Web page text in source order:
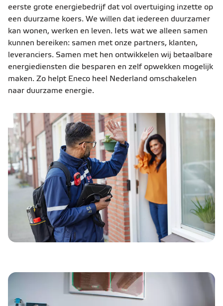
eerste grote energiebedrijf dat vol overtuiging inzette op
een duurzame koers. We willen dat iedereen duurzamer
kan wonen, werken en leven. Iets wat we alleen samen
kunnen bereiken: samen met onze partners, klanten,
leveranciers. Samen met hen ontwikkelen wij betaalbare
energiediensten die besparen en zelf opwekken mogelijk
maken. Zo helpt Eneco heel Nederland omschakelen
naar duurzame energie.